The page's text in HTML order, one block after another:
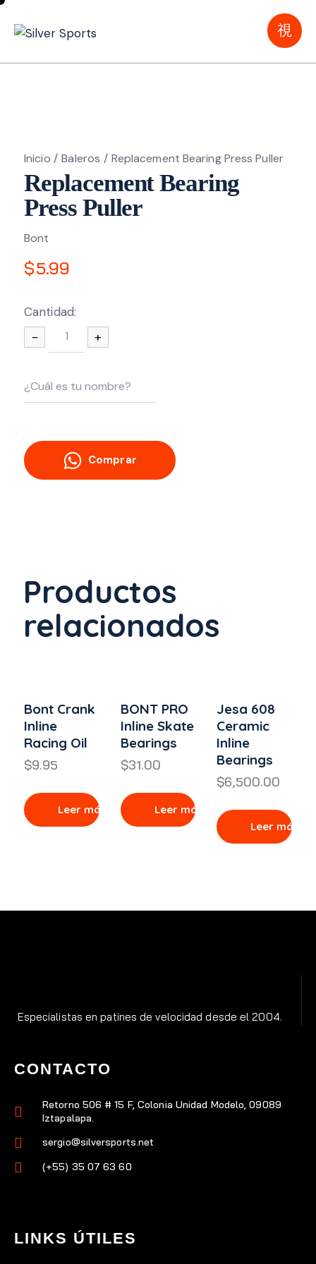
Inicio Baleros Replacement Bearing Press Puller
Replacement Bearing
Press Puller
Bont
$5.99
Cantidad:
- +
Comprar
Productos
relacionados
Bont Crank
Inline
Racing Oil
$9.95
Leer más
BONT PRO
Inline Skate
Bearings
$31.00
Leer más
Jesa 608
Ceramic
Inline
Bearings
$6,500.00
Leer más
Especialistas en patines de velocidad desde el 2004.
CONTACTO
Retorno 506 # 15 F, Colonia Unidad Modelo, 09089
Iztapalapa.
sergio@silversports.net
(+55) 35 07 63 60
LINKS ÚTILES